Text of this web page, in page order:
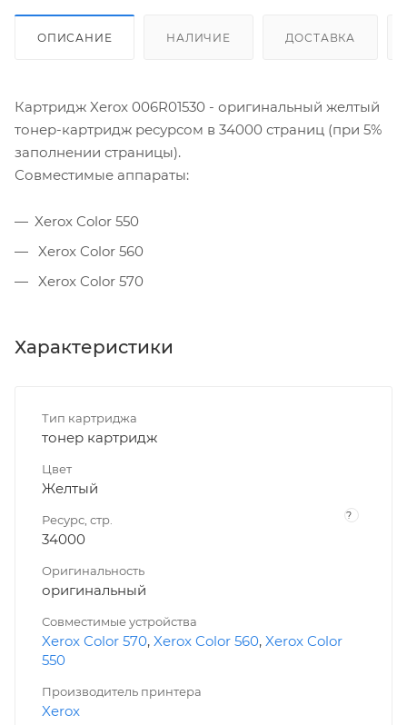
ОПИСАНИЕ НАЛИЧИЕ ДОСТАВКА
Картридж Xerox 006R01530 - оригинальный желтый
тонер-картридж ресурсом в 34000 страниц (при 5%
заполнении страницы).
Совместимые аппараты:
Xerox Color 550
Xerox Color 560
Xerox Color 570
Характеристики
Тип картриджа
тонер картридж
Цвет
Желтый
Ресурс, стр. ?
34000
Оригинальность
оригинальный
Совместимые устройства
Xerox Color 570, Xerox Color 560, Xerox Color
550
Производитель принтера
Xerox